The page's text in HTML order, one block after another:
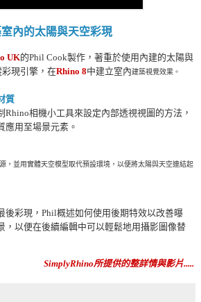
內的太陽與天空彩現
UK的Phil Cook製作，著重於使用內建的太陽與
現引擎，在Rhino 8中建立室內建築視覺效果。
質
Rhino相機小工具來設定內部透視視圖的方法，
應用至場景元素。
，並用實體天空模型取代預設環境，以便將太陽與天空連結起
後彩現，Phil概述如何使用後期特效以改善曝
，以便在後續編輯中可以輕鬆地用攝影圖像替
SimplyRhino所提供的整詳情與影片.....